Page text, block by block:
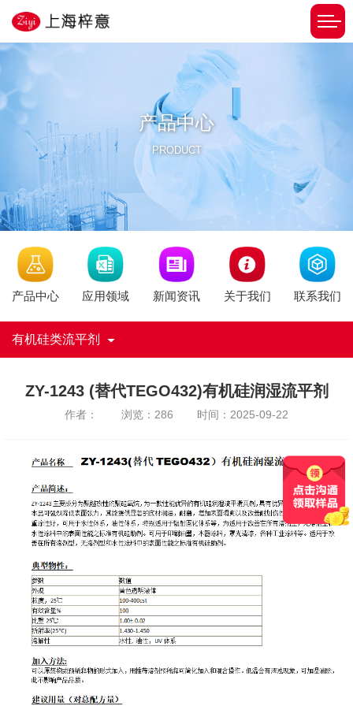
产品中心
PRODUCT
产品中心 应用领域 新闻资讯 关于我们 联系我们
有机硅类流平剂
ZY-1243 (替代TEGO432)有机硅润湿流平剂
作者： 浏览：286 时间：2025-09-22